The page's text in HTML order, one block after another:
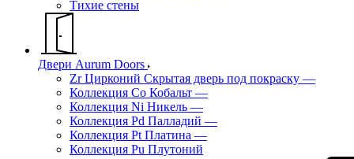
Тихие стены
Двери Aurum Doors
Zr Цирконий Скрытая дверь под покраску —
Коллекция Co Кобальт —
Коллекция Ni Никель —
Коллекция Pd Палладий —
Коллекция Pt Платина —
Коллекция Pu Плутоний